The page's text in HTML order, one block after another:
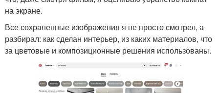
на экране.
Все сохраненные изображения я не просто смотрел, а
разбирал: как сделан интерьер, из каких материалов, что
за цветовые и композиционные решения использованы.